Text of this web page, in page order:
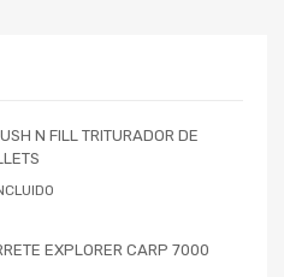
N FILL TRITURADOR DE
EXPLORER CARP 7000